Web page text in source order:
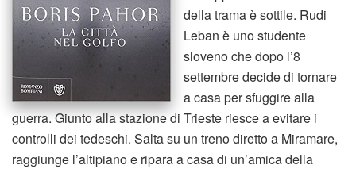
della trama è sottile. Rudi
Leban è uno studente
sloveno che dopo l’8
settembre decide di tornare
a casa per sfuggire alla
guerra. Giunto alla stazione di Trieste riesce a evitare i
controlli dei tedeschi. Salta su un treno diretto a Miramare,
raggiunge l’altipiano e ripara a casa di un’amica della